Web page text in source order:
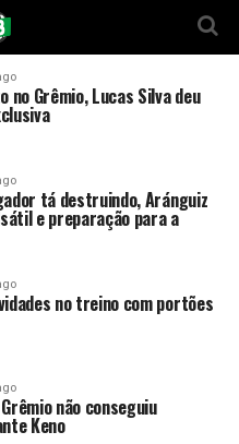
no Grêmio, Lucas Silva deu
tá destruindo, Aránguiz
e preparação para a
no treino com portões
não conseguiu
Keno